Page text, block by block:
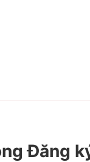
Đăng